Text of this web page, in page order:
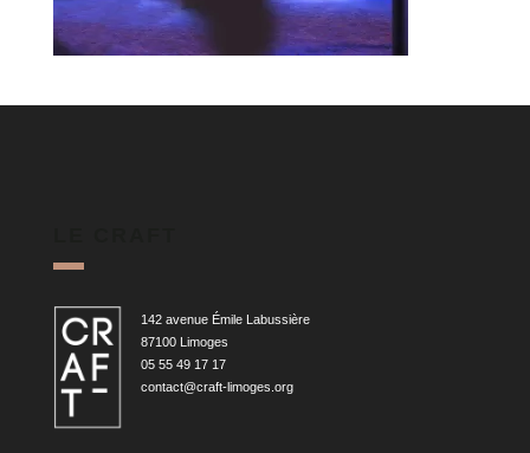
142 avenue Émile Labussière
87100 Limoges
05 55 49 17 17
contact@craft-limoges.org